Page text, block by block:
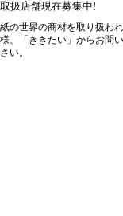
取扱店舗現在募集中!
紙の世界の商材を取り扱わ
様、「ききたい」からお問
さい。